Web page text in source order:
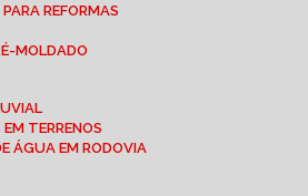
PARA REFORMAS
MOLDADO
EM TERRENOS
ÁGUA EM RODOVIA